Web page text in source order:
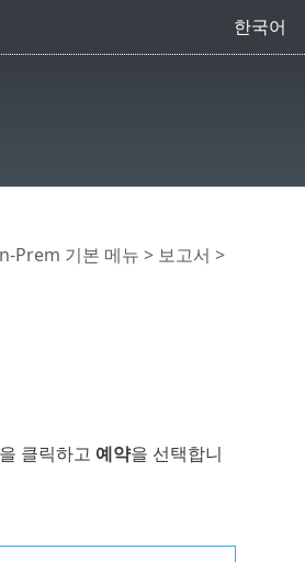
한국어
Prem 기본 메뉴 > 보고서 >
클릭하고 예약을 선택합니